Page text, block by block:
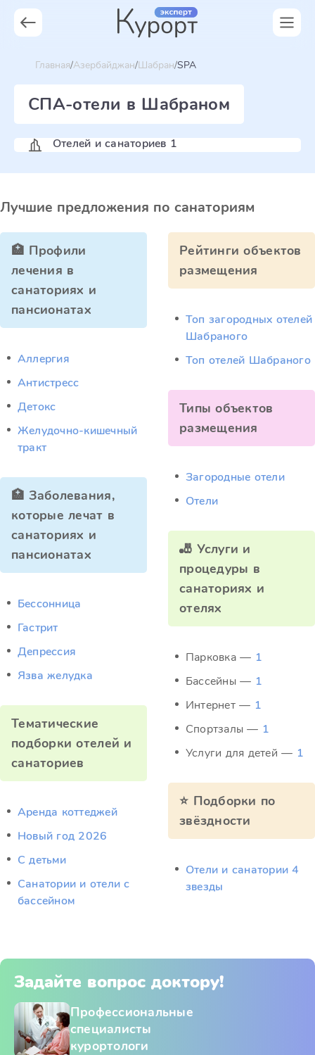
Главная Азербайджан Шабран SPA
СПА-отели в Шабраном
Отелей и санаториев 1
Лучшие предложения по санаториям
🏥 Профили
лечения в
санаториях и
пансионатах
Аллергия
Антистресс
Детокс
Желудочно-кишечный
тракт
🏥 Заболевания,
которые лечат в
санаториях и
пансионатах
Бессонница
Гастрит
Депрессия
Язва желудка
Тематические
подборки отелей и
санаториев
Аренда коттеджей
Новый год 2026
С детьми
Санатории и отели с
бассейном
Рейтинги объектов
размещения
Топ загородных отелей
Шабраного
Топ отелей Шабраного
Типы объектов
размещения
Загородные отели
Отели
🎳 Услуги и
процедуры в
санаториях и
отелях
Парковка — 1
Бассейны — 1
Интернет — 1
Спортзалы — 1
Услуги для детей — 1
⭐ Подборки по
звёздности
Отели и санатории 4
звезды
Задайте вопрос доктору!
Профессиональные
специалисты
курортологи